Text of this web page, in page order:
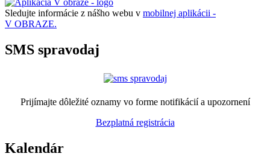
Sledujte informácie z nášho webu v mobilnej aplikácii -
V OBRAZE.
SMS spravodaj
Prijímajte dôležité oznamy vo forme notifikácií a upozornení
Bezplatná registrácia
Kalendár